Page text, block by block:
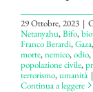
29 Ottobre, 2023 |
Netanyahu,Bifo,
Franco Berardi,Gaza,
morte,nemico,odio,
popolazione civile,
terrorismo,umanità |
Continua a leggere